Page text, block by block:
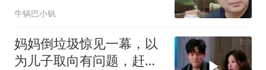
牛锅巴小钒
妈妈倒垃圾惊见一幕，以
为儿子取向有问题，赶忙